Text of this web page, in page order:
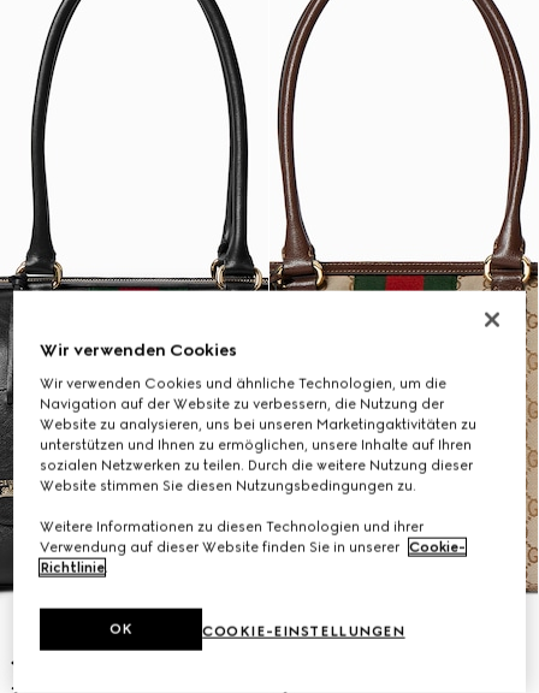
Wir verwenden Cookies
Wir verwenden Cookies und ähnliche Technologien, um die
Navigation auf der Website zu verbessern, die Nutzung der
Website zu analysieren, uns bei unseren Marketingaktivitäten zu
unterstützen und Ihnen zu ermöglichen, unsere Inhalte auf Ihren
sozialen Netzwerken zu teilen. Durch die weitere Nutzung dieser
Website stimmen Sie diesen Nutzungsbedingungen zu.
Weitere Informationen zu diesen Technologien und ihrer
Verwendung auf dieser Website finden Sie in unserer Cookie-
Richtlinie.
COOKIE-EINSTELLUNGEN
OK